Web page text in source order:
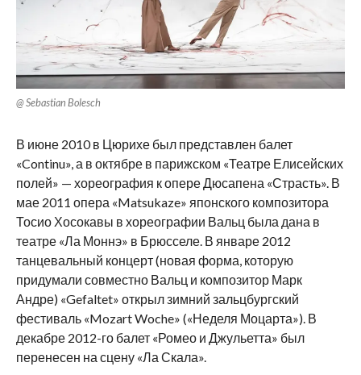
@ Sebastian Bolesch
В июне 2010 в Цюрихе был представлен балет
«Continu», а в октябре в парижском «Театре Елисейских
полей» — хореография к опере Дюсапена «Страсть». В
мае 2011 опера «Matsukaze» японского композитора
Тосио Хосокавы в хореографии Вальц была дана в
театре «Ла Моннэ» в Брюсселе. В январе 2012
танцевальный концерт (новая форма, которую
придумали совместно Вальц и композитор Марк
Андре) «Gefaltet» открыл зимний зальцбургский
фестиваль «Mozart Woche» («Неделя Моцарта»). В
декабре 2012-го балет «Ромео и Джульетта» был
перенесен на сцену «Ла Скала».